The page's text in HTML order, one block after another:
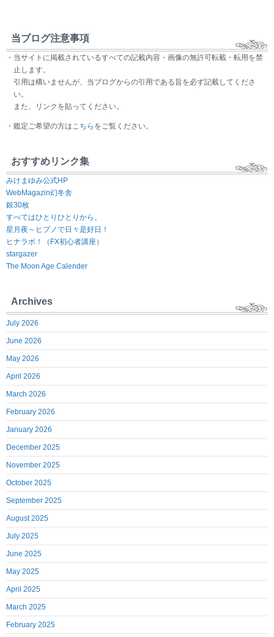
当ブログ注意事項
・当サイトに掲載されているすべての記載内容・画像の無許可転載・転用を禁
止します。
引用は構いませんが、当ブログからの引用である旨を必ず記載してくださ
い。
また、リンクを貼ってください。
・鑑定ご希望の方はこちら をご覧ください。
おすすめリンク集
みけまゆみ公式HP
WebMagazin幻冬舎
銀30枚
すべてはひとりひとりから。
星月夜～ヒプノで日々是好日！
ヒナラボ！（FX初心者講座）
stargazer
The Moon Age Calender
Archives
July 2026
June 2026
May 2026
April 2026
March 2026
February 2026
January 2026
December 2025
November 2025
October 2025
September 2025
August 2025
July 2025
June 2025
May 2025
April 2025
March 2025
February 2025